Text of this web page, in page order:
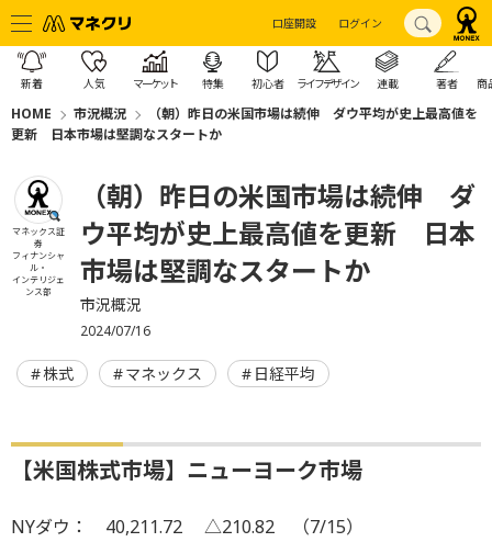
口座開設 ログイン
新着 人気 マーケット 特集 初心者 ライフデザイン 連載 著者 商
HOME 市況概況
（朝）昨日の米国市場は続伸 ダウ平均が史上最高値を
更新 日本市場は堅調なスタートか
マネックス証
券
フィナンシャ
ル・
インテリジェ
ンス部
（朝）昨日の米国市場は続伸 ダ
ウ平均が史上最高値を更新 日本
市場は堅調なスタートか
市況概況
2024/07/16
株式 マネックス 日経平均
【米国株式市場】ニューヨーク市場
NYダウ： 40,211.72 △210.82 （7/15）